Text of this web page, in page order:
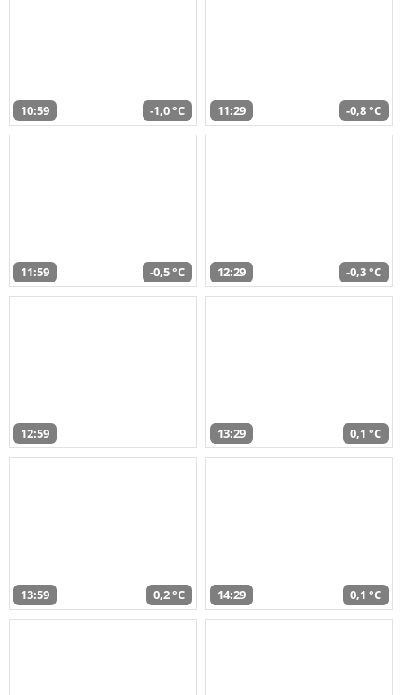
10:59 -1,0 °C 11:29 -0,8 °C
11:59 -0,5 °C 12:29 -0,3 °C
12:59 13:29 0,1 °C
13:59 0,2 °C 14:29 0,1 °C